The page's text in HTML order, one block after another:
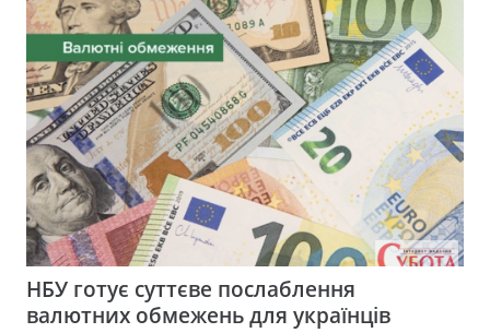
НБУ готує суттєве послаблення
валютних обмежень для українців